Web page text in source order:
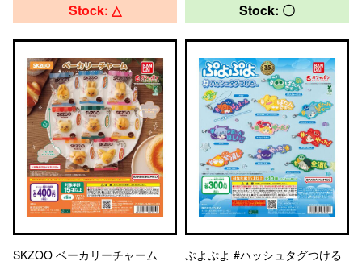
Stock: △
SKZOO ベーカリーチャーム
Stock: 〇
ぷよぷよ #ハッシュタグつける